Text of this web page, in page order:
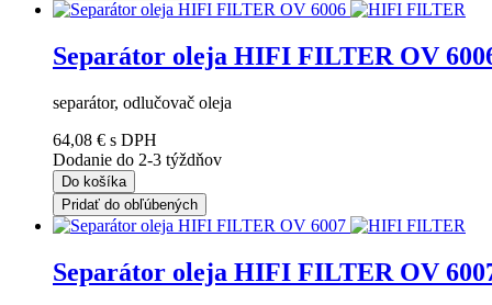
Separátor oleja HIFI FILTER OV
separátor, odlučovač oleja
64,08 € s DPH
Dodanie do 2-3 týždňov
Do košíka
Pridať do obľúbených
Separátor oleja HIFI FILTER OV